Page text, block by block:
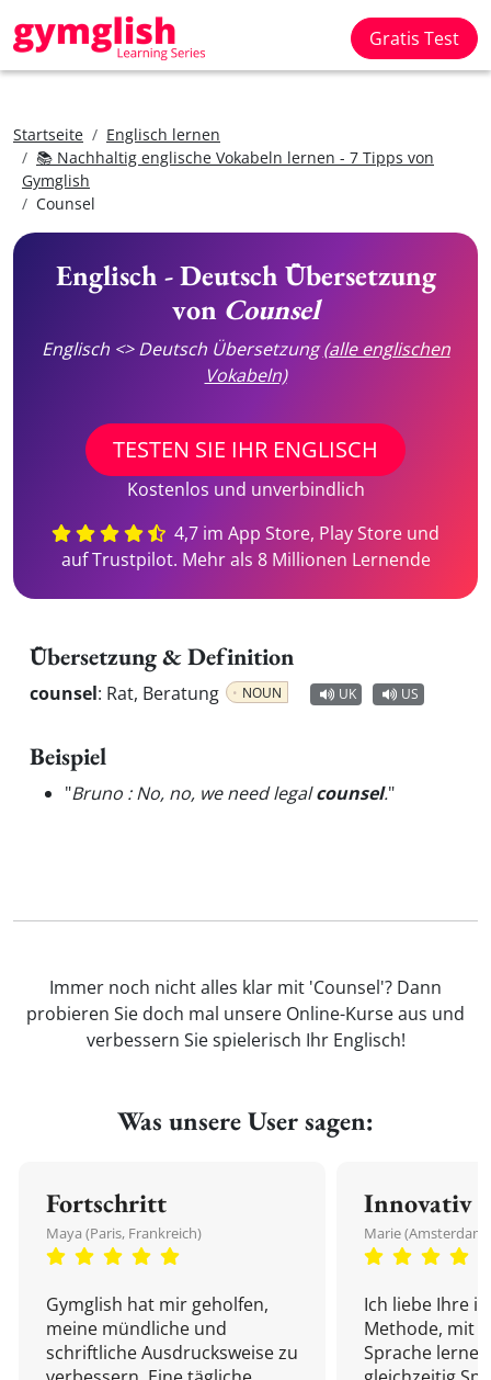
Gratis Test
Startseite
Englisch lernen
📚 Nachhaltig englische Vokabeln lernen - 7 Tipps von
Gymglish
Counsel
Englisch - Deutsch Übersetzung
von Counsel
Englisch <> Deutsch Übersetzung(alle englischen
Vokabeln)
TESTEN SIE IHR ENGLISCH
Kostenlos und unverbindlich
4,7 im App Store, Play Store und
auf Trustpilot. Mehr als 8 Millionen Lernende
Übersetzung & Definition
counsel: Rat, Beratung NOUN UK US
Beispiel
"Bruno : No, no, we need legalcounsel."
Immer noch nicht alles klar mit 'Counsel'? Dann
probieren Sie doch mal unsere Online-Kurse aus und
verbessern Sie spielerisch Ihr Englisch!
Was unsere User sagen:
Fortschritt
Maya (Paris, Frankreich)
Gymglish hat mir geholfen,
meine mündliche und
schriftliche Ausdrucksweise zu
Innovativ
Marie
Ich liebe Ihre
Methode, mit
Sprache